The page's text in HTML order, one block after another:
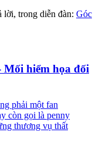
lời, trong diễn đàn: Góc
Mối hiểm họa đối
phải một fan
còn gọi là penny
thương vụ thất